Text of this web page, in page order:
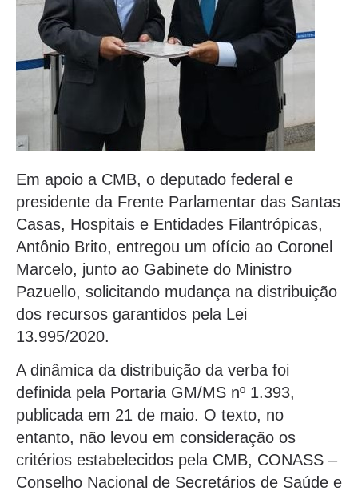
Em apoio a CMB, o deputado federal e
presidente da Frente Parlamentar das Santas
Casas, Hospitais e Entidades Filantrópicas,
Antônio Brito, entregou um ofício ao Coronel
Marcelo, junto ao Gabinete do Ministro
Pazuello, solicitando mudança na distribuição
dos recursos garantidos pela Lei
13.995/2020.
A dinâmica da distribuição da verba foi
definida pela Portaria GM/MS nº 1.393,
publicada em 21 de maio. O texto, no
entanto, não levou em consideração os
critérios estabelecidos pela CMB, CONASS –
Conselho Nacional de Secretários de Saúde e